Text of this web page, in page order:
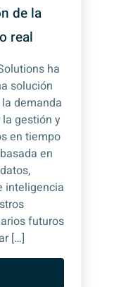
de la
real
ha
solución
demanda
gestión y
en tiempo
en
inteligencia
futuros
[…]